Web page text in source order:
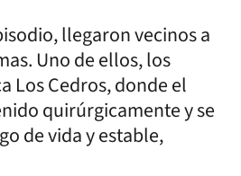
llegaron vecinos a
Uno de ellos, los
Los Cedros, donde el
quirúrgicamente y se
de vida y estable,